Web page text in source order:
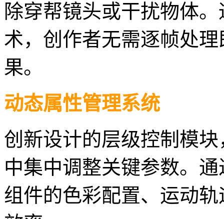
除穿帮镜头或干扰物体
术，创作者无需逐帧处
果。
动态属性管理系统
创新设计的层级控制模
中集中调整关键参数。
组件的色彩配置、运动